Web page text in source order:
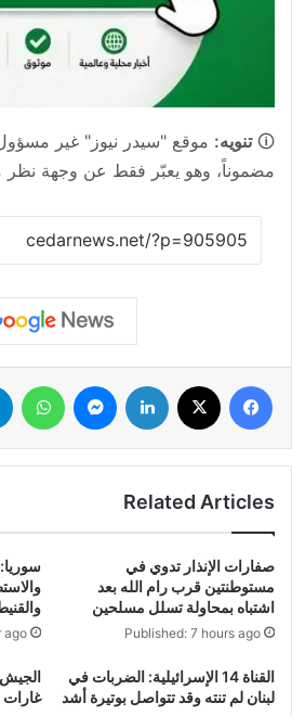
🛈تنويه: موقع "سيدر نيوز" غير
مضموناً، وهو يعبّر فقط عن وجهة نظر
فيسبوك لينكدإن ماسنجر
Related Articles
صفارات الإنذار تدوي في
مستوطنتين قرب رام الله بعد
اشتباه بمحاولة تسلل مسلحين
Published: 7 hours ago
ago
‏القناة 14 الإسرائيلية: الضربات في
لبنان لم تنته وقد تتواصل بوتيرة أشد
الجيش
غارات